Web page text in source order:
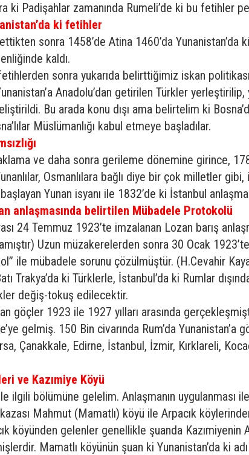
ki Padişahlar zamanında Rumeli’de ki bu fetihler
ki fetihler
sonra 1458’de Atina 1460’da Yunanistan’da
kaldı.
sonra yukarıda belirttiğimiz iskan
Anadolu’dan getirilen Türkler
Bu arada konu dışı ama belirtelim ki
Müslümanlığı kabul etmeye başladılar.
ve daha sonra gerileme dönemine girince,
Osmanlılara bağlı diye bir çok milletler gibi,
Yunan isyanı ile 1832’de ki İstanbul
anlaşmasında belirtilen Mübadele Protokolü
24 Temmuz 1923’te imzalanan Lozan barış
Uzun müzakerelerden sonra 30 Ocak
ile mübadele sorunu çözülmüştür. (H.Cevahir
Trakya’da ki Türklerle, İstanbul’da ki Rumlar
değiş-tokuş edilecektir.
göçler 1923 ile 1927 yılları arasında
gelmiş. 150 Bin civarında Rum’da Yunanistan’a
Çanakkale, Edirne, İstanbul, İzmir, Kırklareli,
ve Kazımiye Köyü
ilgili bölümüne gelelim. Anlaşmanın uygulanması
Mahmut (Mamatlı) köyü ile Arpacık
köyünden gelenler genellikle şuanda Kazımiyenin
Mamatlı köyünün şuan ki Yunanistan’da ki